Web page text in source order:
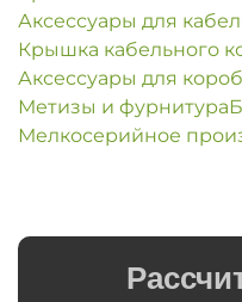
Аксессуары для
Крышка кабельного
Аксессуары для
Метизы и фурнитура
Мелкосерийное